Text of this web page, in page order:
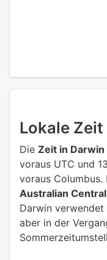
Lokale
Die Zeit in Darwin
voraus UTC und
voraus Columbus.
Australian
Darwin
aber in der